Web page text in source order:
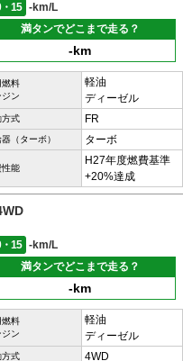
15
-km/L
満タンでどこまで走る？
-km
燃料
ン
軽油
ディーゼル
方式 FR
（ターボ） ターボ
性能
H27年度燃費基準
+20%達成
15
-km/L
満タンでどこまで走る？
-km
燃料
ン
軽油
ディーゼル
方式 4WD